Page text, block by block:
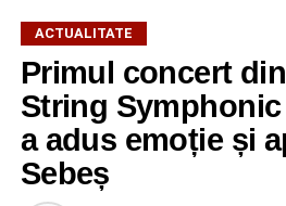
După două ediții organizate în
mută într-un nou decor, oferind
concura într-un cadru natural
destinat copiilor și adolescenților
5 și 18 ani, iar participarea este
ACTUALITATE
Primul concert
String Symphonic
a adus emoție și
Sebeș